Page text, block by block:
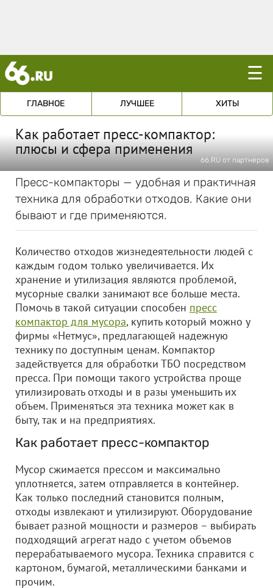
☰
ГЛАВНОЕ ЛУЧШЕЕ ХИТЫ
Как работает пресс-компактор:
плюсы и сфера применения
66.RU от партнеров
Пресс-компакторы — удобная и практичная
техника для обработки отходов. Какие они
бывают и где применяются.
Количество отходов жизнедеятельности людей с
каждым годом только увеличивается. Их
хранение и утилизация являются проблемой,
мусорные свалки занимают все больше места.
Помочь в такой ситуации способен пресс
компактор для мусора, купить который можно у
фирмы «Нетмус», предлагающей надежную
технику по доступным ценам. Компактор
задействуется для обработки ТБО посредством
пресса. При помощи такого устройства проще
утилизировать отходы и в разы уменьшить их
объем. Применяться эта техника может как в
быту, так и на предприятиях.
Как работает пресс-компактор
Мусор сжимается прессом и максимально
уплотняется, затем отправляется в контейнер.
Как только последний становится полным,
отходы извлекают и утилизируют. Оборудование
бывает разной мощности и размеров – выбирать
подходящий агрегат надо с учетом объемов
перерабатываемого мусора. Техника справится с
картоном, бумагой, металлическими банками и
прочим.